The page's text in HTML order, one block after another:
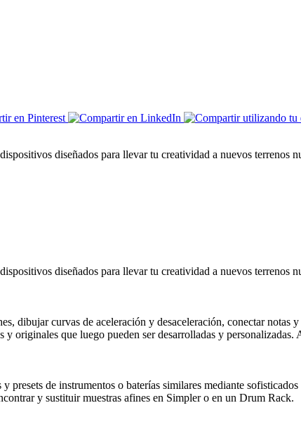
diseñados para llevar tu creatividad a nuevos terrenos
diseñados para llevar tu creatividad a nuevos terrenos
dibujar curvas de aceleración y desaceleración, conectar notas
originales que luego pueden ser desarrolladas y personalizadas.
de instrumentos o baterías similares mediante
y sustituir muestras afines en Simpler o en un Drum Rack.